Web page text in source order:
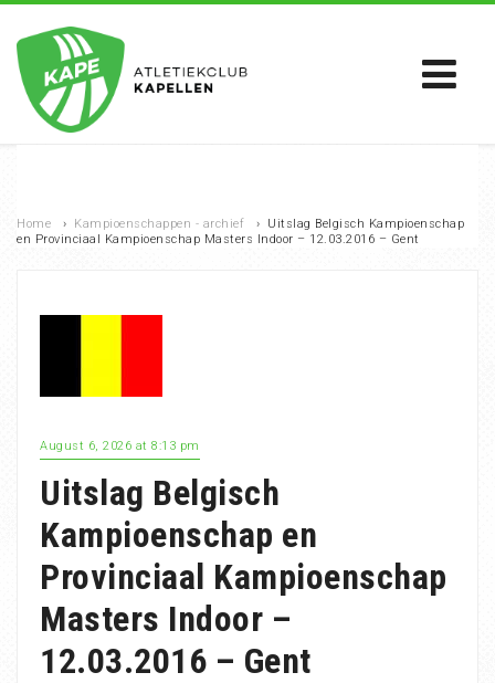
Home › Kampioenschappen - archief › Uitslag Belgisch Kampioenschap
en Provinciaal Kampioenschap Masters Indoor – 12.03.2016 – Gent
August 6, 2026 at 8:13 pm
Uitslag Belgisch
Kampioenschap en
Provinciaal Kampioenschap
Masters Indoor –
12.03.2016 – Gent